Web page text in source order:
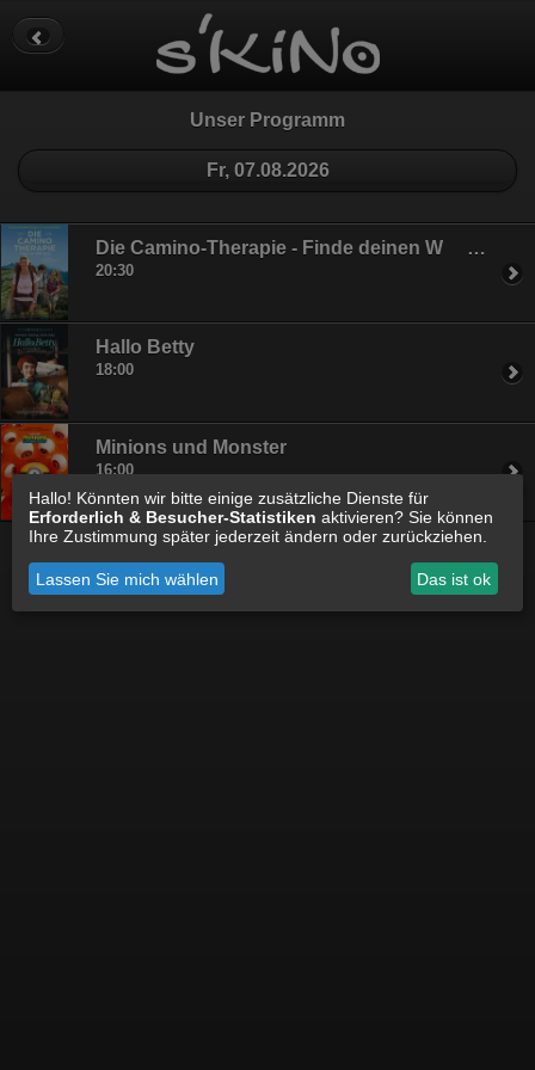
Unser Programm
Fr, 07.08.2026
Die Camino-Therapie - Finde deinen Weg
20:30
Hallo Betty
18:00
Minions und Monster
16:00
Datenschutz Impressum
Impressum Cookie Einstellungen
Hallo! Könnten wir bitte einige zusätzliche Dienste für
Erforderlich & Besucher-Statistiken aktivieren? Sie können
Ihre Zustimmung später jederzeit ändern oder zurückziehen.
Lassen Sie mich wählen Das ist ok